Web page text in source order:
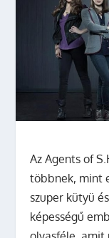
Az Agents of
többnek, mint
szuper kütyü
képességű